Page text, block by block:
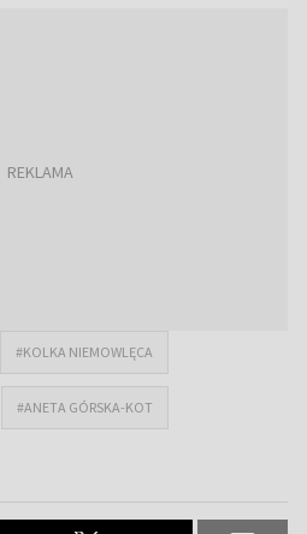
#KOLKA NIEMOWLĘCA
#ANETA GÓRSKA-KOT